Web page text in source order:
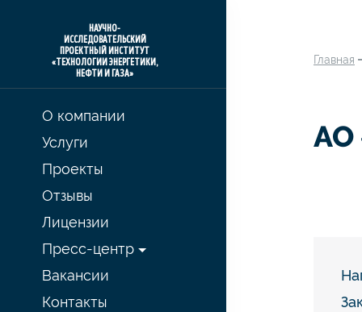
НАУЧНО-
ИССЛЕДОВАТЕЛЬСКИЙ
ПРОЕКТНЫЙ ИНСТИТУТ
«ТЕХНОЛОГИИ ЭНЕРГЕТИКИ,
НЕФТИ И ГАЗА»
О компании
Услуги
Проекты
Отзывы
Лицензии
Пресс-центр
Вакансии
Контакты
Главная
АО